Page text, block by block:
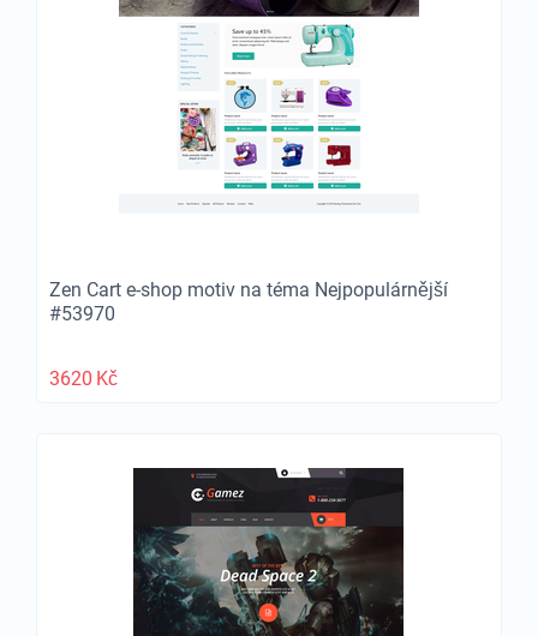
Zen Cart e-shop motiv na téma Nejpopulárnější
#53970
3620 Kč